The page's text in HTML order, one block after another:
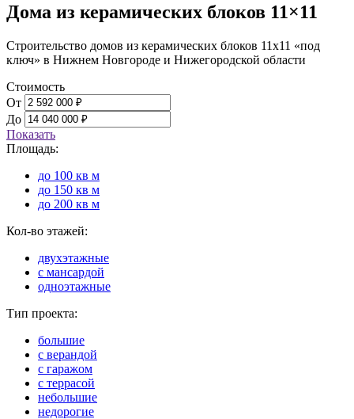
Дома из керамических блоков 11×11
Строительство домов из керамических блоков 11х11 «под
ключ» в Нижнем Новгороде и Нижегородской области
Стоимость
От
До
Показать
Площадь:
до 100 кв м
до 150 кв м
до 200 кв м
Кол-во этажей:
двухэтажные
с мансардой
одноэтажные
Тип проекта:
большие
с верандой
с гаражом
с террасой
небольшие
недорогие